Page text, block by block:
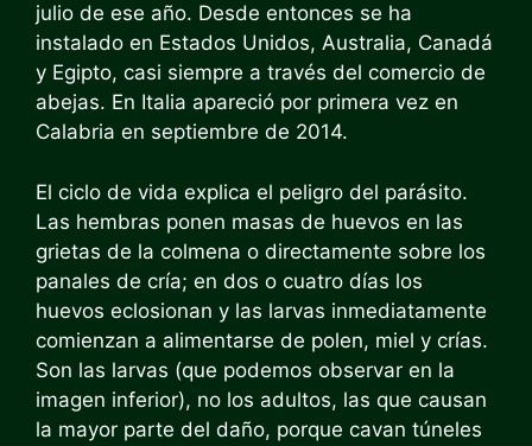
julio de ese año. Desde entonces se ha
instalado en Estados Unidos, Australia, Canadá
y Egipto, casi siempre a través del comercio de
abejas. En Italia apareció por primera vez en
Calabria en septiembre de 2014.
El ciclo de vida explica el peligro del parásito.
Las hembras ponen masas de huevos en las
grietas de la colmena o directamente sobre los
panales de cría; en dos o cuatro días los
huevos eclosionan y las larvas inmediatamente
comienzan a alimentarse de polen, miel y crías.
Son las larvas (que podemos observar en la
imagen inferior), no los adultos, las que causan
la mayor parte del daño, porque cavan túneles